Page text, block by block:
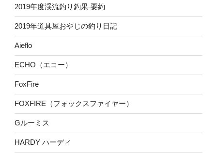
2019年度渓流釣り釣果-要約
2019年道具屋おやじの釣り日記
Aieflo
ECHO（エコー）
FoxFire
FOXFIRE（フォックスファイヤー）
Gルーミス
HARDY ハーディ